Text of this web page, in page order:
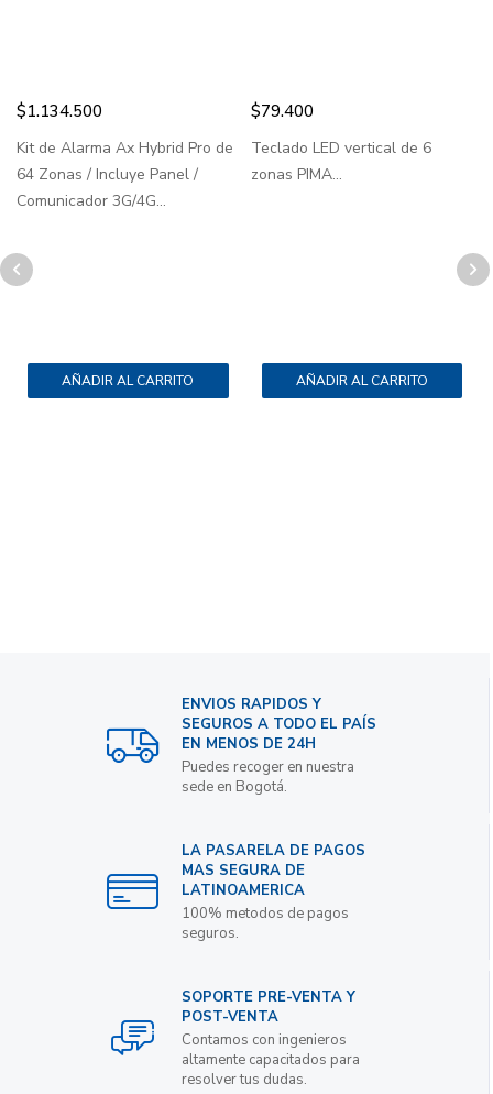
$1.134.500
Kit de Alarma Ax Hybrid Pro de
64 Zonas / Incluye Panel /
Comunicador 3G/4G...
AÑADIR AL CARRITO
$79.400
Teclado LED vertical de 6
zonas PIMA...
AÑADIR AL CARRITO
ENVIOS RAPIDOS Y
SEGUROS A TODO EL PAÍS
EN MENOS DE 24H
Puedes recoger en nuestra
sede en Bogotá.
LA PASARELA DE PAGOS
MAS SEGURA DE
LATINOAMERICA
100% metodos de pagos
seguros.
SOPORTE PRE-VENTA Y
POST-VENTA
Contamos con ingenieros
altamente capacitados para
resolver tus dudas.